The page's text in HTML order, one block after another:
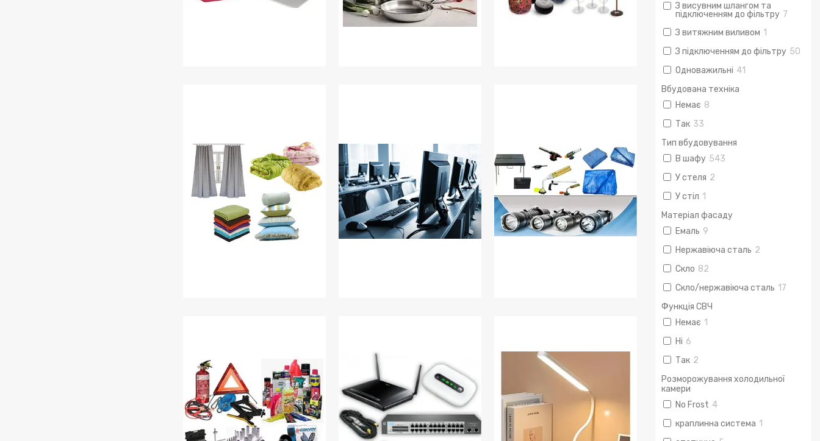
З висувним шлангом та
підключенням до фільтру 7
З витяжним виливом 1
З підключенням до фільтру 50
Одноважильні 41
Вбудована техніка
Немає 8
Так 33
Тип вбудовування
В шафу 543
У стеля 2
У стіл 1
Матеріал фасаду
Емаль 9
Нержавіюча сталь 2
Скло 82
Скло/нержавіюча сталь 17
Функція СВЧ
Немає 1
Ні 6
Так 2
Розморожування холодильної
камери
No Frost 4
краплинна система 1